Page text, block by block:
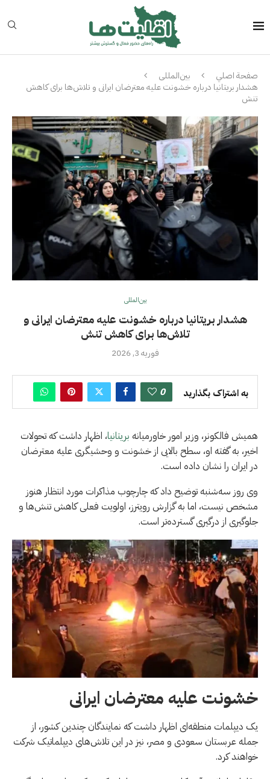
صفحة اصلي
بین‌المللی
هشدار بریتانیا درباره خشونت علیه معترضان ایرانی و تلاش‌ها برای کاهش
تنش
بین‌المللی
هشدار بریتانیا درباره خشونت علیه معترضان ایرانی و
تلاش‌ها برای کاهش تنش
فوریه 3, 2026
به اشتراک بگذارید 0
همیش فالکونر، وزیر امور خاورمیانه بریتانیا، اظهار داشت که تحولات
اخیر، به گفته او، سطح بالایی از خشونت و وحشیگری علیه معترضان
در ایران را نشان داده است.
وی روز سه‌شنبه توضیح داد که چارچوب مذاکرات مورد انتظار هنوز
مشخص نیست، اما به گزارش رویترز، اولویت فعلی کاهش تنش‌ها و
جلوگیری از درگیری گسترده‌تر است.
خشونت علیه معترضان ایرانی
یک دیپلمات منطقه‌ای اظهار داشت که نمایندگان چندین کشور، از
جمله عربستان سعودی و مصر، نیز در این تلاش‌های دیپلماتیک شرکت
خواهند کرد.